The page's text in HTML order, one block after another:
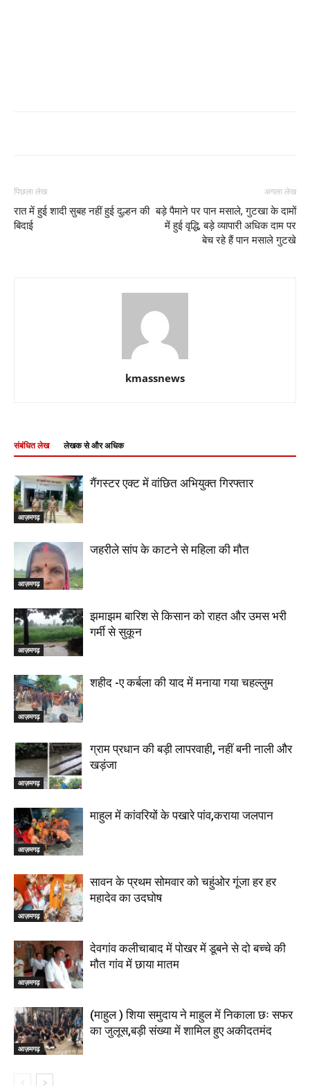
पिछला लेख
रात में हुई शादी सुबह नहीं हुई दुल्हन की
बिदाई
अगला लेख
बड़े पैमाने पर पान मसाले, गुटखा के दामों
में हुई वृद्धि, बड़े व्यापारी अधिक दाम पर
बेच रहे हैं पान मसाले गुटखे
kmassnews
संबंधित लेख लेखक से और अधिक
आज़मगढ़
गैंगस्टर एक्ट में वांछित अभियुक्त गिरफ्तार
आज़मगढ़
जहरीले सांप के काटने से महिला की मौत
आज़मगढ़
झमाझम बारिश से किसान को राहत और उमस भरी
गर्मी से सुकून
आज़मगढ़
शहीद -ए कर्बला की याद में मनाया गया चहल्लुम
आज़मगढ़
ग्राम प्रधान की बड़ी लापरवाही, नहीं बनी नाली और
खड़ंजा
आज़मगढ़
माहुल में कांवरियों के पखारे पांव,कराया जलपान
आज़मगढ़
सावन के प्रथम सोमवार को चहुंओर गूंजा हर हर
महादेव का उदघोष
आज़मगढ़
देवगांव कलीचाबाद में पोखर में डूबने से दो बच्चे की
मौत गांव में छाया मातम
आज़मगढ़
(माहुल ) शिया समुदाय ने माहुल में निकाला छः सफर
का जुलूस,बड़ी संख्या में शामिल हुए अकीदतमंद